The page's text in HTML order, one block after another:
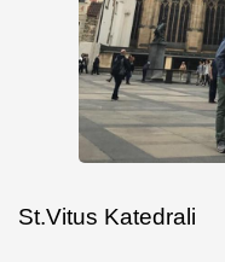
St.Vitus Katedrali